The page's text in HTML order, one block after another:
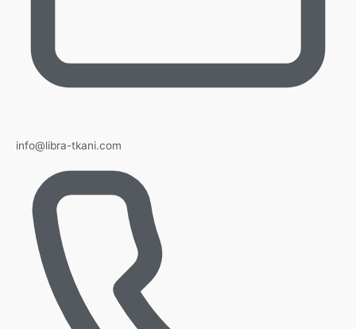
info@libra-tkani.com